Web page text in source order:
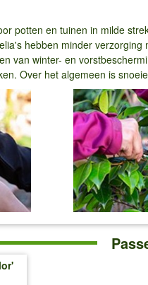
potten en tuinen in milde
hebben minder
van winter- en
Over het algemeen is